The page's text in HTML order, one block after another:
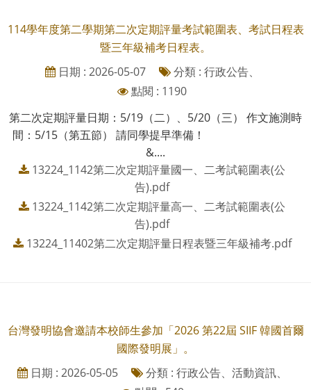
114學年度第二學期第二次定期評量考試範圍表、考試日程表
暨三年級補考日程表。
日期 : 2026-05-07
分類 : 行政公告、
點閱 : 1190
第二次定期評量日期：5/19（二）、5/20（三） 作文施測時
間：5/15（第五節） 請同學提早準備！
&....
13224_1142第二次定期評量國一、二考試範圍表(公
告).pdf
13224_1142第二次定期評量高一、二考試範圍表(公
告).pdf
13224_11402第二次定期評量日程表暨三年級補考.pdf
台灣發明協會邀請本校師生參加「2026 第22屆 SIIF 韓國首爾
國際發明展」。
日期 : 2026-05-05
分類 : 行政公告、活動資訊、